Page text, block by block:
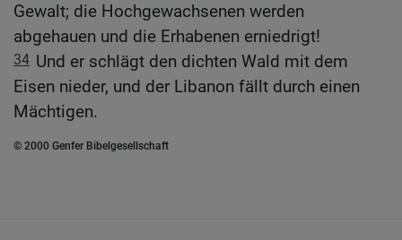
Gewalt; die Hochgewachsenen werden
abgehauen und die Erhabenen erniedrigt!
34 Und er schlägt den dichten Wald mit dem
Eisen nieder, und der Libanon fällt durch einen
Mächtigen.
© 2000 Genfer Bibelgesellschaft